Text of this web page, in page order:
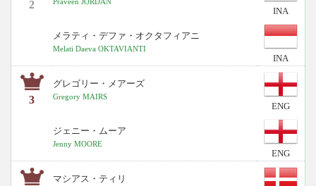
2
INA
メラティ・デファ・オクタフィアニ
Melati Daeva OKTAVIANTI
INA
3
グレゴリー・メアーズ
Gregory MAIRS
ENG
ジェニー・ムーア
Jenny MOORE
ENG
マシアス・ティリ